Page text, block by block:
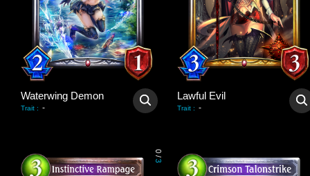
Waterwing Demon
Trait : -
Lawful Evil
Trait : -
0
/
3